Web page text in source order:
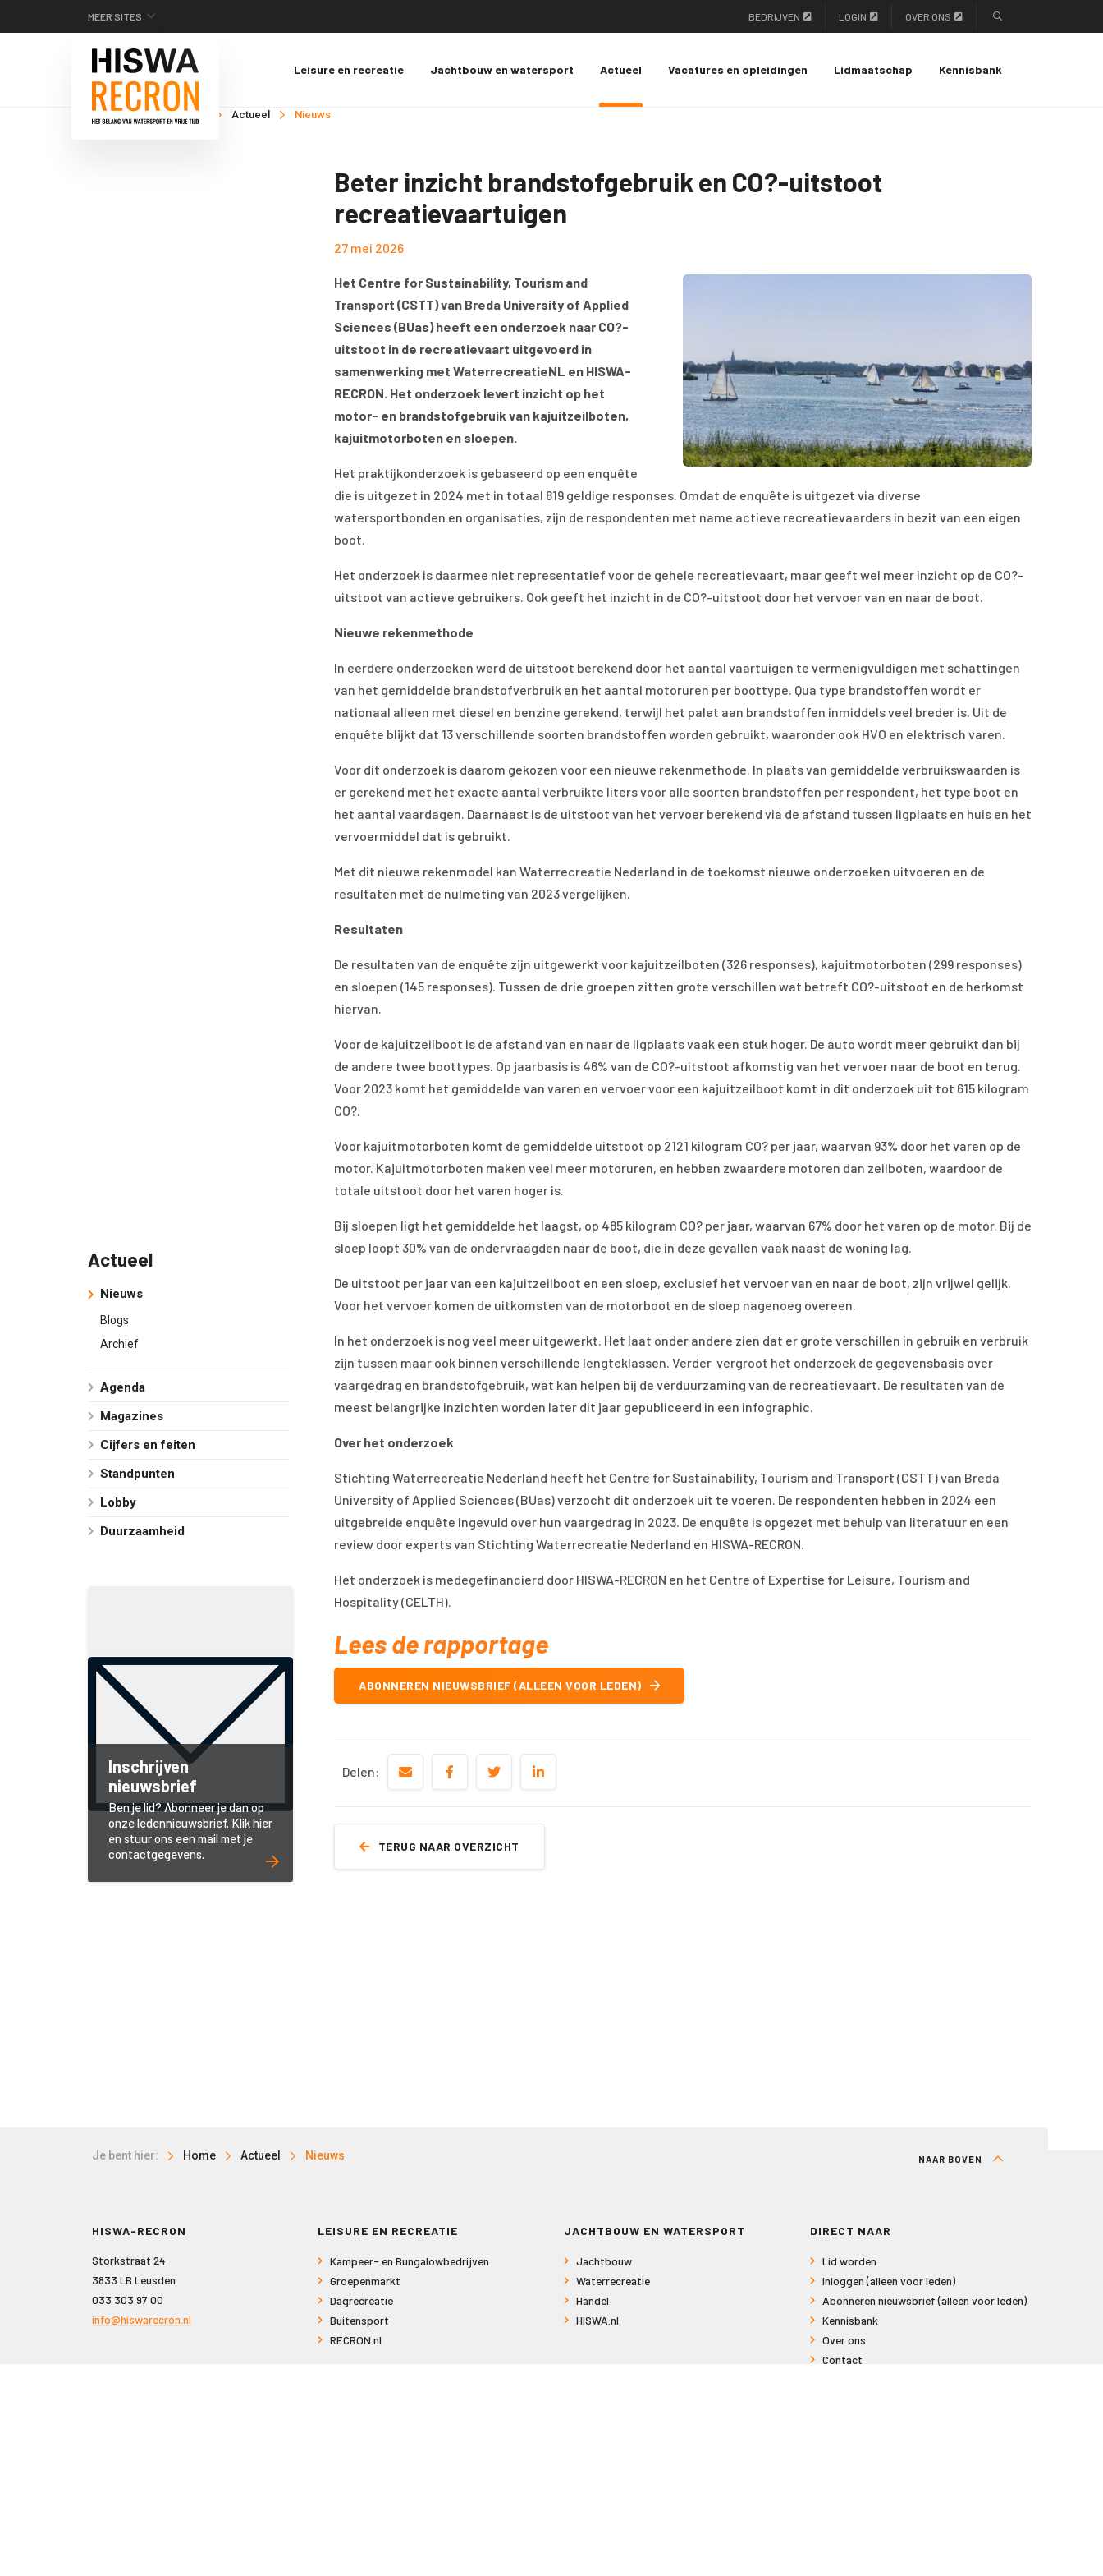
MEER SITES BEDRIJVEN LOGIN OVER ONS
Leisure en recreatie Jachtbouw en watersport Actueel Vacatures en opleidingen Lidmaatschap Kennisbank
Je bent hier: Home Actueel Nieuws
Beter inzicht brandstofgebruik en CO?-uitstoot
recreatievaartuigen
27 mei 2026
Het Centre for Sustainability, Tourism and
Transport (CSTT) van Breda University of Applied
Sciences (BUas) heeft een onderzoek naar CO?-
uitstoot in de recreatievaart uitgevoerd in
samenwerking met WaterrecreatieNL en HISWA-
RECRON. Het onderzoek levert inzicht op het
motor- en brandstofgebruik van kajuitzeilboten,
kajuitmotorboten en sloepen.
Het praktijkonderzoek is gebaseerd op een enquête
die is uitgezet in 2024 met in totaal 819 geldige responses. Omdat de enquête is uitgezet via diverse
watersportbonden en organisaties, zijn de respondenten met name actieve recreatievaarders in bezit van een eigen
boot.
Het onderzoek is daarmee niet representatief voor de gehele recreatievaart, maar geeft wel meer inzicht op de CO?-
uitstoot van actieve gebruikers. Ook geeft het inzicht in de CO?-uitstoot door het vervoer van en naar de boot.
Nieuwe rekenmethode
In eerdere onderzoeken werd de uitstoot berekend door het aantal vaartuigen te vermenigvuldigen met schattingen
van het gemiddelde brandstofverbruik en het aantal motoruren per boottype. Qua type brandstoffen wordt er
nationaal alleen met diesel en benzine gerekend, terwijl het palet aan brandstoffen inmiddels veel breder is. Uit de
enquête blijkt dat 13 verschillende soorten brandstoffen worden gebruikt, waaronder ook HVO en elektrisch varen.
Voor dit onderzoek is daarom gekozen voor een nieuwe rekenmethode. In plaats van gemiddelde verbruikswaarden is
er gerekend met het exacte aantal verbruikte liters voor alle soorten brandstoffen per respondent, het type boot en
het aantal vaardagen. Daarnaast is de uitstoot van het vervoer berekend via de afstand tussen ligplaats en huis en het
vervoermiddel dat is gebruikt.
Met dit nieuwe rekenmodel kan Waterrecreatie Nederland in de toekomst nieuwe onderzoeken uitvoeren en de
resultaten met de nulmeting van 2023 vergelijken.
Resultaten
De resultaten van de enquête zijn uitgewerkt voor kajuitzeilboten (326 responses), kajuitmotorboten (299 responses)
en sloepen (145 responses). Tussen de drie groepen zitten grote verschillen wat betreft CO?-uitstoot en de herkomst
hiervan.
Voor de kajuitzeilboot is de afstand van en naar de ligplaats vaak een stuk hoger. De auto wordt meer gebruikt dan bij
de andere twee boottypes. Op jaarbasis is 46% van de CO?-uitstoot afkomstig van het vervoer naar de boot en terug.
Voor 2023 komt het gemiddelde van varen en vervoer voor een kajuitzeilboot komt in dit onderzoek uit tot 615 kilogram
CO?.
Voor kajuitmotorboten komt de gemiddelde uitstoot op 2121 kilogram CO? per jaar, waarvan 93% door het varen op de
motor. Kajuitmotorboten maken veel meer motoruren, en hebben zwaardere motoren dan zeilboten, waardoor de
totale uitstoot door het varen hoger is.
Bij sloepen ligt het gemiddelde het laagst, op 485 kilogram CO? per jaar, waarvan 67% door het varen op de motor. Bij de
sloep loopt 30% van de ondervraagden naar de boot, die in deze gevallen vaak naast de woning lag.
De uitstoot per jaar van een kajuitzeilboot en een sloep, exclusief het vervoer van en naar de boot, zijn vrijwel gelijk.
Voor het vervoer komen de uitkomsten van de motorboot en de sloep nagenoeg overeen.
In het onderzoek is nog veel meer uitgewerkt. Het laat onder andere zien dat er grote verschillen in gebruik en verbruik
zijn tussen maar ook binnen verschillende lengteklassen. Verder vergroot het onderzoek de gegevensbasis over
vaargedrag en brandstofgebruik, wat kan helpen bij de verduurzaming van de recreatievaart. De resultaten van de
meest belangrijke inzichten worden later dit jaar gepubliceerd in een infographic.
Over het onderzoek
Stichting Waterrecreatie Nederland heeft het Centre for Sustainability, Tourism and Transport (CSTT) van Breda
University of Applied Sciences (BUas) verzocht dit onderzoek uit te voeren. De respondenten hebben in 2024 een
uitgebreide enquête ingevuld over hun vaargedrag in 2023. De enquête is opgezet met behulp van literatuur en een
review door experts van Stichting Waterrecreatie Nederland en HISWA-RECRON.
Het onderzoek is medegefinancierd door HISWA-RECRON en het Centre of Expertise for Leisure, Tourism and
Hospitality (CELTH).
Lees de rapportage
ABONNEREN NIEUWSBRIEF (ALLEEN VOOR LEDEN)
Delen:
TERUG NAAR OVERZICHT
Actueel
Nieuws
Blogs
Archief
Agenda
Magazines
Cijfers en feiten
Standpunten
Lobby
Duurzaamheid
Inschrijven
nieuwsbrief
Ben je lid? Abonneer je dan op
onze ledennieuwsbrief. Klik hier
en stuur ons een mail met je
contactgegevens.
Je bent hier: Home Actueel Nieuws NAAR BOVEN
HISWA-RECRON
Storkstraat 24
3833 LB Leusden
033 303 97 00
info@hiswarecron.nl
LEISURE EN RECREATIE
Kampeer- en Bungalowbedrijven
Groepenmarkt
Dagrecreatie
Buitensport
RECRON.nl
JACHTBOUW EN WATERSPORT
Jachtbouw
Waterrecreatie
Handel
HISWA.nl
DIRECT NAAR
Lid worden
Inloggen (alleen voor leden)
Abonneren nieuwsbrief (alleen voor leden)
Kennisbank
Over ons
Contact